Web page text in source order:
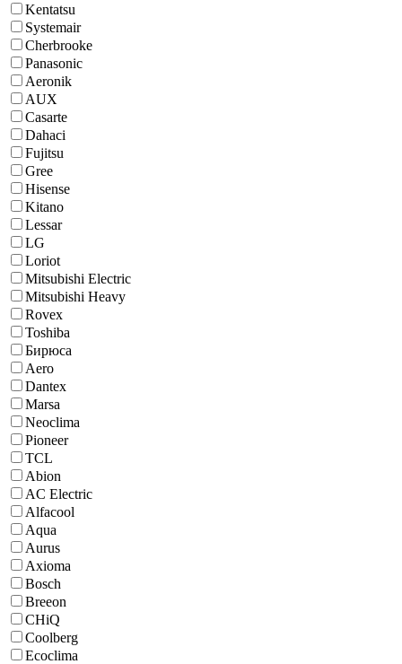
Kentatsu
Systemair
Cherbrooke
Panasonic
Aeronik
AUX
Casarte
Dahaci
Fujitsu
Gree
Hisense
Kitano
Lessar
LG
Loriot
Mitsubishi Electric
Mitsubishi Heavy
Rovex
Toshiba
Бирюса
Aero
Dantex
Marsa
Neoclima
Pioneer
TCL
Abion
AC Electric
Alfacool
Aqua
Aurus
Axioma
Bosch
Breeon
CHiQ
Coolberg
Ecoclima